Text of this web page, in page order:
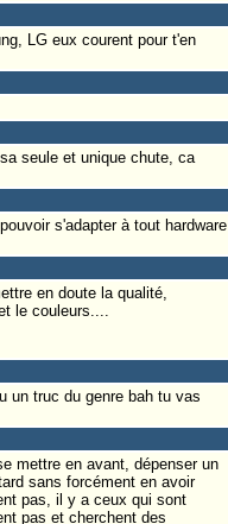
LG eux courent pour t'en
seule et unique chute, ca
s'adapter à tout hardware
en doute la qualité,
le couleurs....
un truc du genre bah tu vas
mettre en avant, dépenser un
sans forcément en avoir
pas, il y a ceux qui sont
pas et cherchent des